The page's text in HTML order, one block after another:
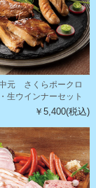
中元 さくらポークロ
生ウインナーセット
￥5,400(税込)